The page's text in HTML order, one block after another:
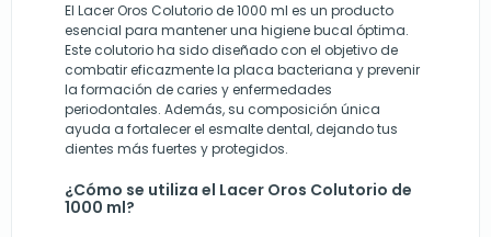
El Lacer Oros Colutorio de 1000 ml es un producto
esencial para mantener una higiene bucal óptima.
Este colutorio ha sido diseñado con el objetivo de
combatir eficazmente la placa bacteriana y prevenir
la formación de caries y enfermedades
periodontales. Además, su composición única
ayuda a fortalecer el esmalte dental, dejando tus
dientes más fuertes y protegidos.
¿Cómo se utiliza el Lacer Oros Colutorio de
1000 ml?